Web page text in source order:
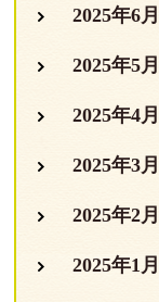
2025年6月
2025年5月
2025年4月
2025年3月
2025年2月
2025年1月